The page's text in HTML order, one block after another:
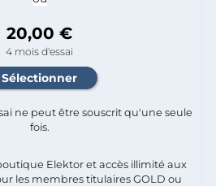
20,00 €
4 mois d'essai
ne peut être souscrit qu'une seule
fois.​
Elektor et accès illimité aux
les membres titulaires GOLD ou